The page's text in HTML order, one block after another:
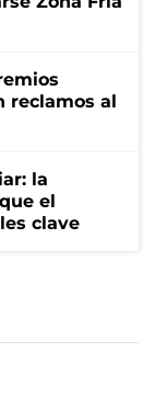
reclamos al
la
el
clave